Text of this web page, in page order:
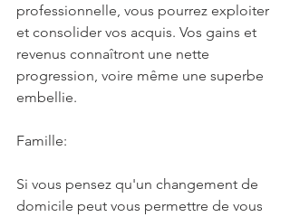
professionnelle, vous pourrez exploiter
et consolider vos acquis. Vos gains et
revenus connaîtront une nette
progression, voire même une superbe
embellie.
Famille:
Si vous pensez qu'un changement de
domicile peut vous permettre de vous